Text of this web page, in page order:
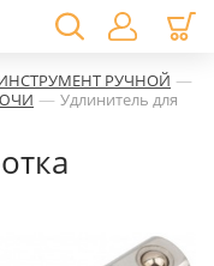
РУЧНОЙ —
— Удлинитель для